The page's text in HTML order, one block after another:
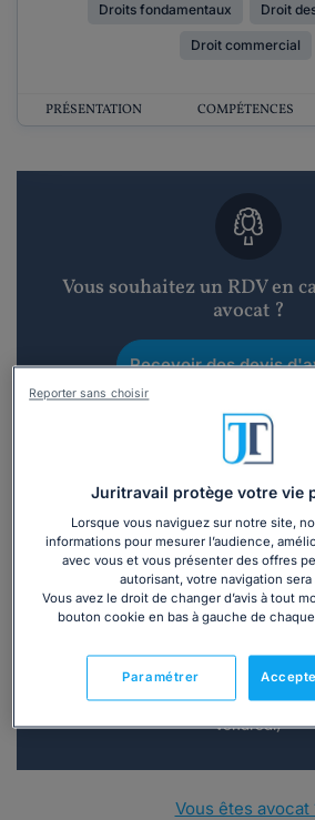
Droits fondamentaux Droit
Droit commercial
PRÉSENTATION COMPÉTENCES
Vous souhaitez un RDV en
avocat ?
Recevoir des devis
3 devis en 48h
Vous souhaitez une
téléphone ?
ou appelez le01 75 75 42 33(8h à
vendredi)
Vous êtes avocat
Juritravail protège votre vie
Lorsque vous naviguez sur notre site,
informations pour mesurer l’audience,
avec vous et vous présenter des offres
autorisant, votre navigation
Vous avez le droit de changer d’avis à tout
bouton cookie en bas à gauche de
Paramétrer
Reporter sans choisir